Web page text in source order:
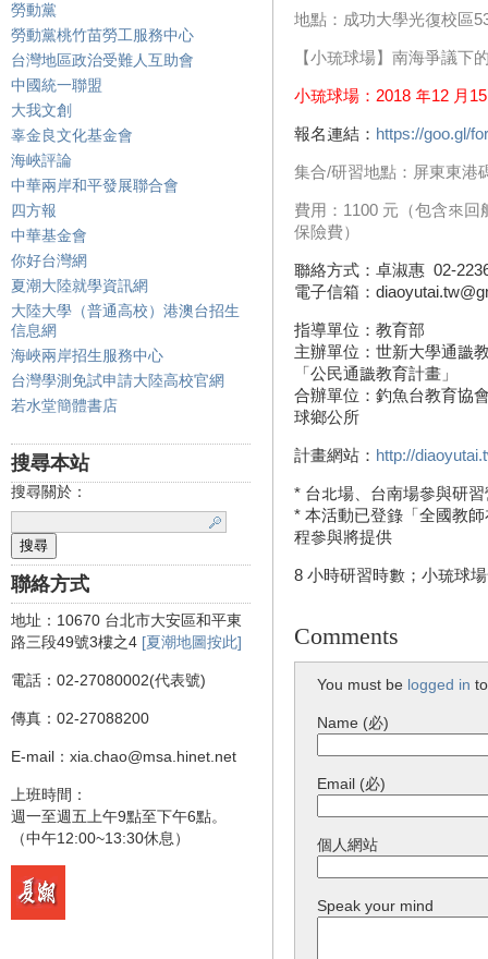
勞動黨
勞動黨桃竹苗勞工服務中心
台灣地區政治受難人互助會
中國統一聯盟
大我文創
辜金良文化基金會
海峽評論
中華兩岸和平發展聯合會
四方報
中華基金會
你好台灣網
夏潮大陸就學資訊網
大陸大學（普通高校）港澳台招生
信息網
海峽兩岸招生服務中心
台灣學測免試申請大陸高校官網
若水堂簡體書店
搜尋本站
搜尋關於：
聯絡方式
地址：10670 台北市大安區和平東
路三段49號3樓之4 [夏潮地圖按此]
電話：02-27080002(代表號)
傳真：02-27088200
E-mail：xia.chao@msa.hinet.net
上班時間：
週一至週五上午9點至下午6點。
（中午12:00~13:30休息）
地點：成功大學光復校區
【小琉球場】南海爭議下
小琉球場：2018 年12 月
報名連結： https://goo.gl/
集合/研習地點：屏東東港
費用：1100 元（包含來
保險費）
聯絡方式：卓淑惠 02-
電子信箱：
指導單位：教育部
主辦單位：世新大學通識
「公民通識教育計畫」
合辦單位：釣魚台教育協
球鄉公所
計畫網站： http://
* 台北場、台南場參與研
* 本活動已登錄「全國教
程參與將提供
8 小時研習時數；小琉球
Comments
You must be logged in
Name (必)
Email (必)
個人網站
Speak your mind